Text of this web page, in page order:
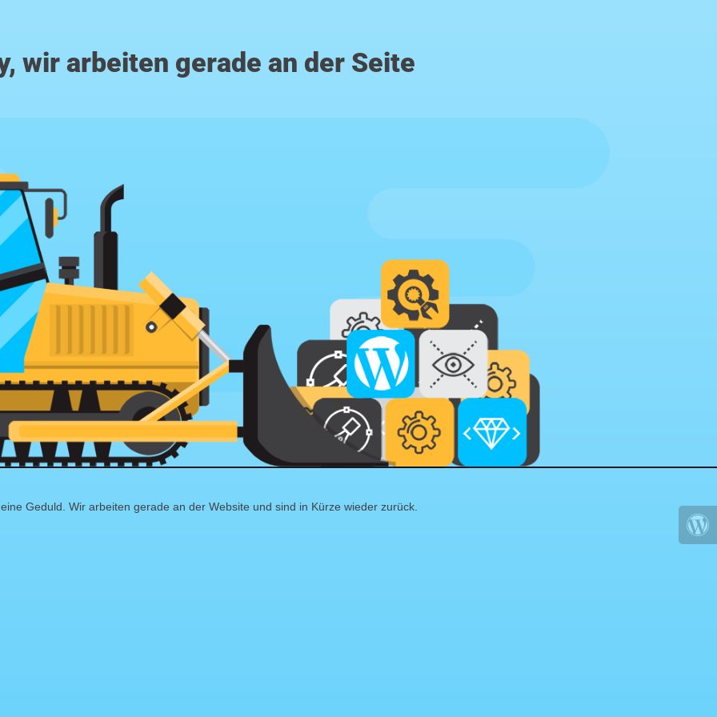
wir arbeiten gerade an der Seite
Geduld. Wir arbeiten gerade an der Website und sind in Kürze wieder zurück.